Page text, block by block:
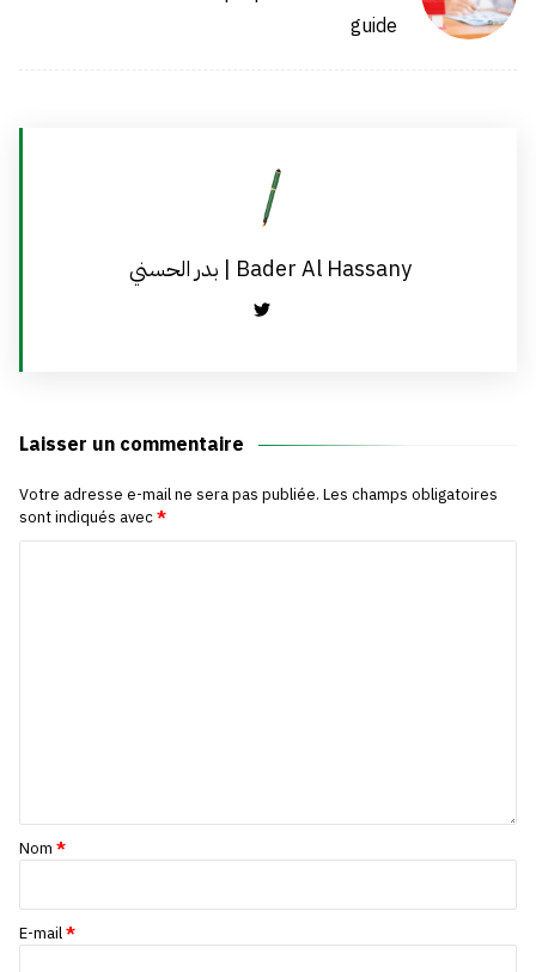
guide
بدر الحسني | Bader Al Hassany
Laisser un commentaire
Votre adresse e-mail ne sera pas publiée. Les champs obligatoires
sont indiqués avec*
Nom *
E-mail*